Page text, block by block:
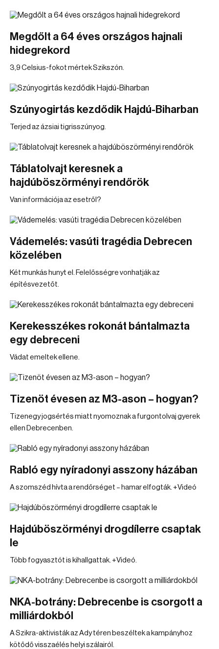
Megdőlt a 64 éves országos hajnali
hidegrekord
3,9 Celsius-fokot mértek Szikszón.
Szúnyogirtás kezdődik Hajdú-Biharban
Terjed az ázsiai tigrisszúnyog.
Táblatolvajt keresnek a
hajdúböszörményi rendőrök
Van információja az esetről?
Vádemelés: vasúti tragédia Debrecen
közelében
Két munkás hunyt el. Felelősségre vonhatják az
építésvezetőt.
Kerekesszékes rokonát bántalmazta
egy debreceni
Vádat emeltek ellene.
Tizenöt évesen az M3-ason – hogyan?
Tizenegy jogsértés miatt nyomoznak a furgontolvaj gyerek
ellen Debrecenben.
Rabló egy nyíradonyi asszony házában
A szomszéd hívta a rendőrséget – hamar elfogták. +Videó
Hajdúböszörményi drogdílerre csaptak
le
Több fogyasztót is kihallgattak. +Videó.
NKA-botrány: Debrecenbe is csorgott a
milliárdokból
A Szikra-aktivisták az Ady téren beszéltek a kampányhoz
kötődő visszaélés helyi szálairól.